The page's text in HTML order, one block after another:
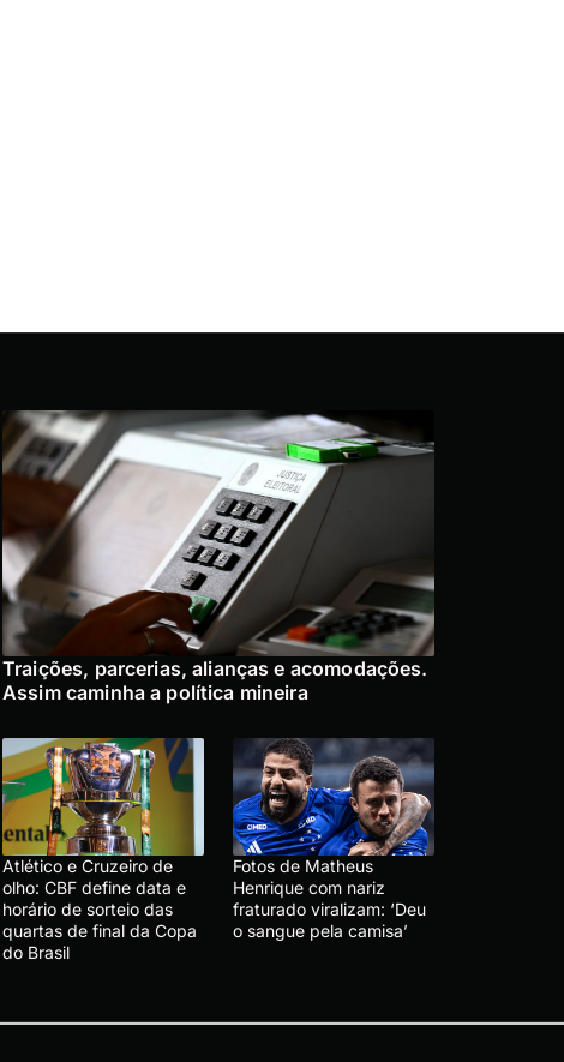
Traições, parcerias, alianças e acomodações.
Assim caminha a política mineira
Atlético e Cruzeiro de
olho: CBF define data e
horário de sorteio das
quartas de final da Copa
do Brasil
Fotos de Matheus
Henrique com nariz
fraturado viralizam: ‘Deu
o sangue pela camisa’